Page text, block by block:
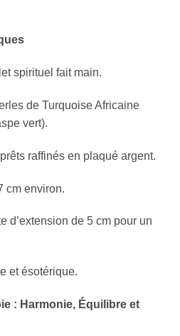
spirituel fait main.
de Turquoise Africaine
vert).
raffinés en plaqué argent.
cm environ.
d’extension de 5 cm pour un
et ésotérique.
: Harmonie, Équilibre et